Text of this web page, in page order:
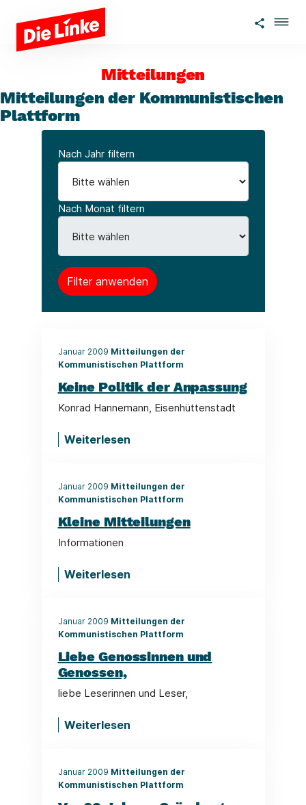
Zum Hauptinhalt springen
Mitteilungen
Mitteilungen der Kommunistischen
Plattform
Nach Jahr filtern
Nach Monat filtern
Januar 2009 Mitteilungen der
Kommunistischen Plattform
Keine Politik der Anpassung
Konrad Hannemann, Eisenhüttenstadt
Weiterlesen
Januar 2009 Mitteilungen der
Kommunistischen Plattform
Kleine Mitteilungen
Informationen
Weiterlesen
Januar 2009 Mitteilungen der
Kommunistischen Plattform
Liebe Genossinnen und
Genossen,
liebe Leserinnen und Leser,
Weiterlesen
Januar 2009 Mitteilungen der
Kommunistischen Plattform